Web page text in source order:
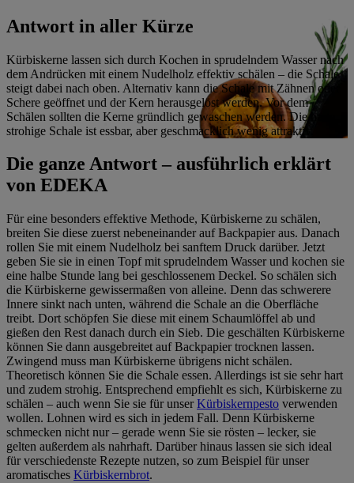
Antwort in aller Kürze
Kürbiskerne lassen sich durch Kochen in sprudelndem Wasser nach
dem Andrücken mit einem Nudelholz effektiv schälen – die Schale
steigt dabei nach oben. Alternativ kann die Schale mit Zähnen oder
Schere geöffnet und der Kern herausgelöst werden. Vor dem
Schälen sollten die Kerne gründlich gewaschen werden. Die harte,
strohige Schale ist essbar, aber geschmacklich wenig attraktiv.
Die ganze Antwort – ausführlich erklärt
von EDEKA
Für eine besonders effektive Methode, Kürbiskerne zu schälen,
breiten Sie diese zuerst nebeneinander auf Backpapier aus. Danach
rollen Sie mit einem Nudelholz bei sanftem Druck darüber. Jetzt
geben Sie sie in einen Topf mit sprudelndem Wasser und kochen sie
eine halbe Stunde lang bei geschlossenem Deckel. So schälen sich
die Kürbiskerne gewissermaßen von alleine. Denn das schwerere
Innere sinkt nach unten, während die Schale an die Oberfläche
treibt. Dort schöpfen Sie diese mit einem Schaumlöffel ab und
gießen den Rest danach durch ein Sieb. Die geschälten Kürbiskerne
können Sie dann ausgebreitet auf Backpapier trocknen lassen.
Zwingend muss man Kürbiskerne übrigens nicht schälen.
Theoretisch können Sie die Schale essen. Allerdings ist sie sehr hart
und zudem strohig. Entsprechend empfiehlt es sich, Kürbiskerne zu
schälen – auch wenn Sie sie für unser Kürbiskernpesto verwenden
wollen. Lohnen wird es sich in jedem Fall. Denn Kürbiskerne
schmecken nicht nur – gerade wenn Sie sie rösten – lecker, sie
gelten außerdem als nahrhaft. Darüber hinaus lassen sie sich ideal
für verschiedenste Rezepte nutzen, so zum Beispiel für unser
aromatisches Kürbiskernbrot.